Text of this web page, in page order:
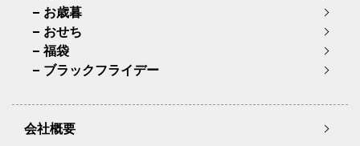
お歳暮
おせち
福袋
ブラックフライデー
会社概要